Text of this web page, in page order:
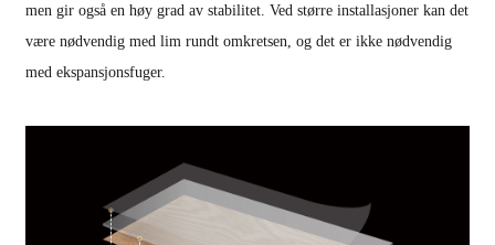
men gir også en høy grad av stabilitet. Ved større installasjoner kan det
være nødvendig med lim rundt omkretsen, og det er ikke nødvendig
med ekspansjonsfuger.